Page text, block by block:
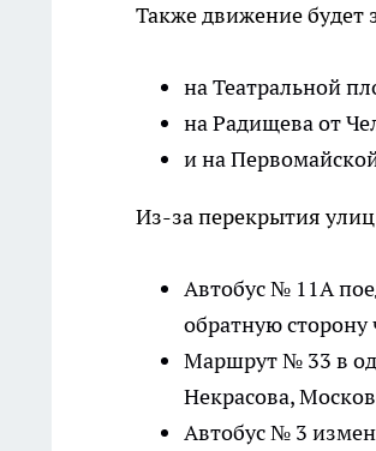
Также движение будет
на Театральной
на Радищева от
и на
Из-за перекрытия
Автобус № 11А
обратную
Маршрут № 33 в
Некрасова,
Автобус № 3